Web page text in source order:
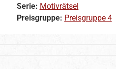
Serie: Motivrätsel
Preisgruppe: Preisgruppe 4